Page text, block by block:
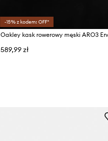
-15% z kodem: OFF*
589,99 zł